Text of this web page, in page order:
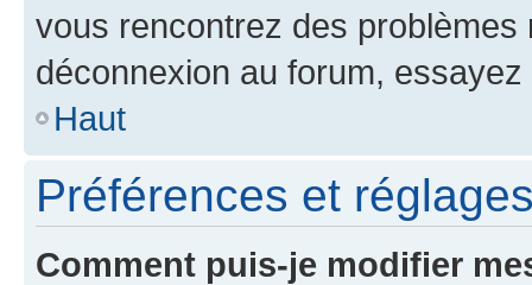
vous rencontrez des
déconnexion au forum,
Haut
Préférences et
Comment puis-je modifier